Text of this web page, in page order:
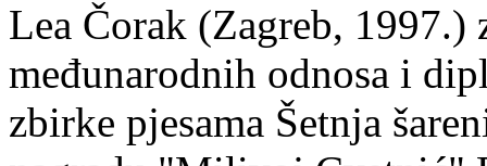
Lea Čorak (Zagreb,
međunarodnih odnosa i
zbirke pjesama Šetnja